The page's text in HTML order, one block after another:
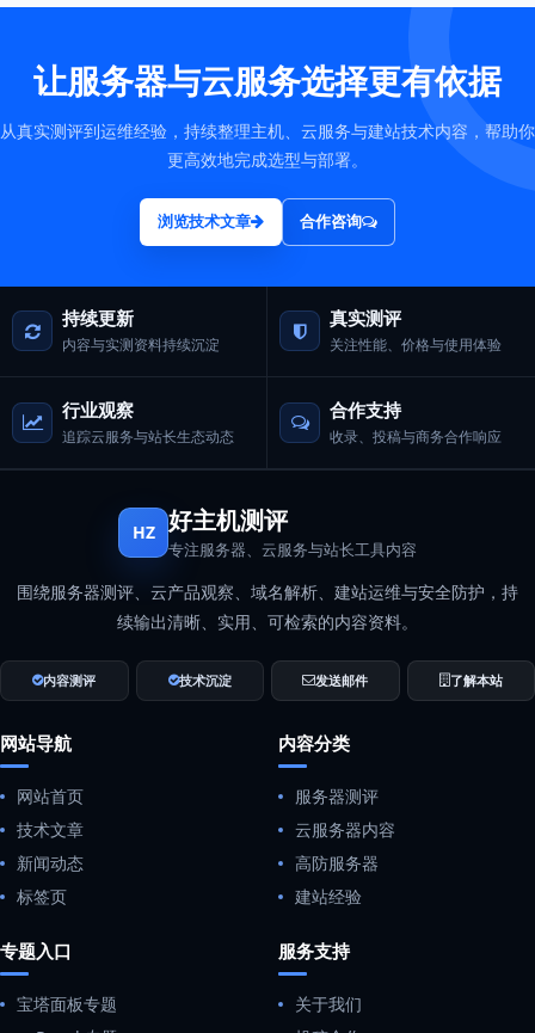
让服务器与云服务选择更有依据
从真实测评到运维经验，持续整理主机、云服务与建站技术内容，帮助你
更高效地完成选型与部署。
浏览技术文章 合作咨询
持续更新
内容与实测资料持续沉淀
真实测评
关注性能、价格与使用体验
行业观察
追踪云服务与站长生态动态
合作支持
收录、投稿与商务合作响应
HZ 好主机测评
专注服务器、云服务与站长工具内容
围绕服务器测评、云产品观察、域名解析、建站运维与安全防护，持
续输出清晰、实用、可检索的内容资料。
内容测评 技术沉淀 发送邮件 了解本站
网站导航
网站首页
技术文章
新闻动态
标签页
内容分类
服务器测评
云服务器内容
高防服务器
建站经验
专题入口
宝塔面板专题
服务支持
关于我们